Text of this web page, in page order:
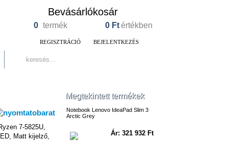
Bevásárlókosár
0 termék 0 Ftértékben
REGISZTRÁCIÓ BEJELENTKEZÉS
7-5825U,
Matt kijelző,
Megtekintett termékek
Notebook Lenovo IdeaPad Slim 3
Arctic Grey
Ár: 321 932 Ft